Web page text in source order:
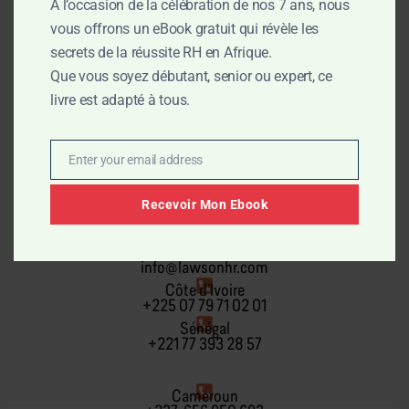
Lawson Human Resources
info@lawsonhr.com
Côte d’Ivoire
+225 07 79 71 02 01
Sénégal
+221 77 393 28 57
Cameroun
À l’occasion de la célébration de nos 7 ans, nous
vous offrons un eBook gratuit qui révèle les
secrets de la réussite RH en Afrique.
Que vous soyez débutant, senior ou expert, ce
livre est adapté à tous.
Email
Enter your email address
Recevoir Mon Ebook